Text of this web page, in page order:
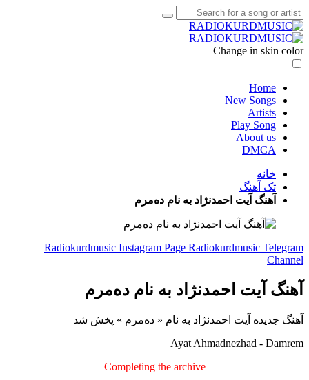
Change in skin color
Home
New Songs
Artists
Play Song
About us
DMCA
خانه
تک آهنگ
آهنگ آیت احمدنژاد به نام دەمرم
Radiokurdmusic Instagram Page Radiokurdmusic Telegram
Channel
آهنگ آیت احمدنژاد به نام دەمرم
آهنگ جدیده آیت احمدنژاد به نام « دەمرم » پخش شد
Ayat Ahmadnezhad - Damrem
Completing the archive